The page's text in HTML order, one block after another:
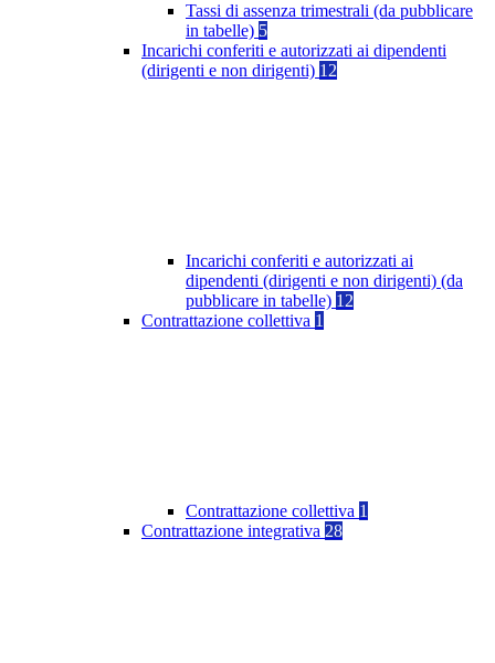
Tassi di assenza trimestrali (da pubblicare
in tabelle) 5
Incarichi conferiti e autorizzati ai dipendenti
(dirigenti e non dirigenti) 12
Incarichi conferiti e autorizzati ai
dipendenti (dirigenti e non dirigenti) (da
pubblicare in tabelle) 12
Contrattazione collettiva 1
Contrattazione collettiva 1
Contrattazione integrativa 28